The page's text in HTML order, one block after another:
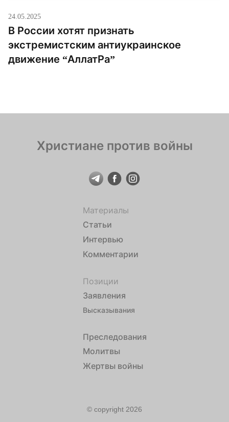
24.05.2025
В России хотят признать
экстремистским антиукраинское
движение “АллатРа”
Христиане против войны
Материалы
Статьи
Интервью
Комментарии
Позиции
Заявления
Высказывания
Преследования
Молитвы
Жертвы войны
© copyright 2026